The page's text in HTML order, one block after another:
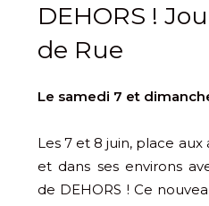
DEHORS !
de Rue
Le samedi 7 et
Les 7 et 8 juin, place
et dans ses environs
de DEHORS ! Ce